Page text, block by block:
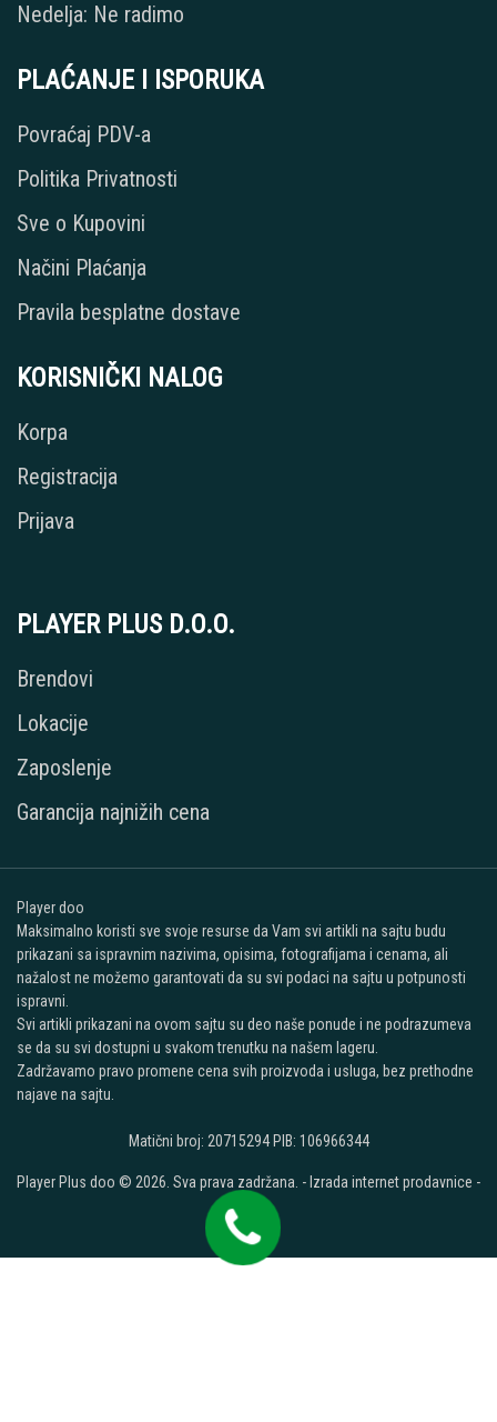
Nedelja: Ne radimo
PLAĆANJE I ISPORUKA
Povraćaj PDV-a
Politika Privatnosti
Sve o Kupovini
Načini Plaćanja
Pravila besplatne dostave
KORISNIČKI NALOG
Korpa
Registracija
Prijava
PLAYER PLUS D.O.O.
Brendovi
Lokacije
Zaposlenje
Garancija najnižih cena
Player doo
Maksimalno koristi sve svoje resurse da Vam svi artikli na sajtu budu
prikazani sa ispravnim nazivima, opisima, fotografijama i cenama, ali
nažalost ne možemo garantovati da su svi podaci na sajtu u potpunosti
ispravni.
Svi artikli prikazani na ovom sajtu su deo naše ponude i ne podrazumeva
se da su svi dostupni u svakom trenutku na našem lageru.
Zadržavamo pravo promene cena svih proizvoda i usluga, bez prethodne
najave na sajtu.
Matični broj: 20715294 PIB: 106966344
Player Plus doo © 2026. Sva prava zadržana. - Izrada internet prodavnice -
Selltico.